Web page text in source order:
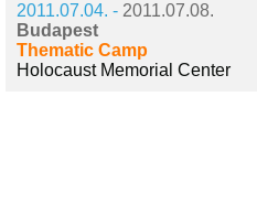
2011.07.04. - 2011.07.08.
Budapest
Thematic Camp
Holocaust Memorial Center